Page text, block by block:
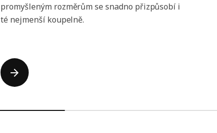
promyšleným rozměrům se snadno přizpůsobí i
té nejmenší koupelně.